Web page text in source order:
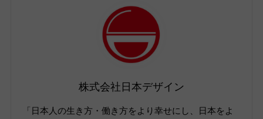
株式会社日本デザイン
「日本人の生き方・働き方をより幸せにし、日本をよ